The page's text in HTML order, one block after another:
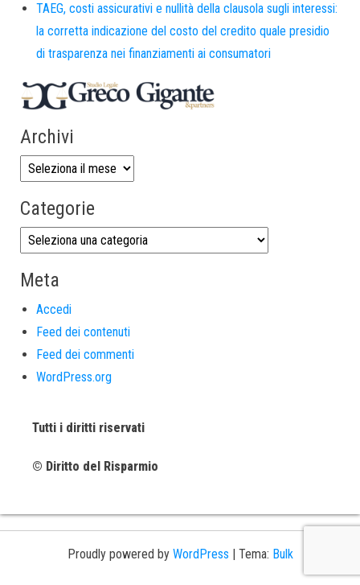
TAEG, costi assicurativi e nullità della clausola sugli interessi:
la corretta indicazione del costo del credito quale presidio
di trasparenza nei finanziamenti ai consumatori
Archivi
Categorie
Meta
Accedi
Feed dei contenuti
Feed dei commenti
WordPress.org
Tutti i diritti riservati
© Diritto del Risparmio
Proudly powered by WordPress | Tema: Bulk